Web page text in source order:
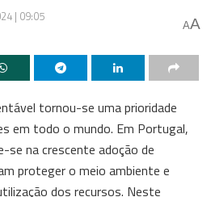
| 09:05
AA
tornou-se uma prioridade
em todo o mundo. Em Portugal,
na crescente adoção de
proteger o meio ambiente e
dos recursos. Neste